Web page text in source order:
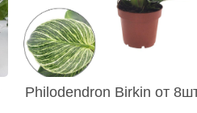
Philodendron Birkin от